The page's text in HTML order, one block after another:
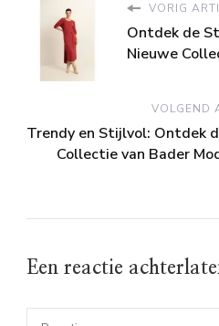
VORIG
Ontdek de
Nieuwe
VOLGEND
Trendy en Stijlvol: Ontdek
Collectie van Bader
Een reactie